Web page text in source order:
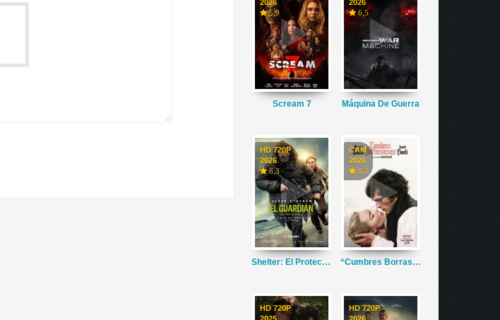
2026
5,9
Scream 7
2026
6,5
Máquina De Guerra
HD 720P
2026
6,3
Shelter: El Protector
CAM
2026
6,3
“Cumbres Borrascosas”
HD 720P
HD 720P